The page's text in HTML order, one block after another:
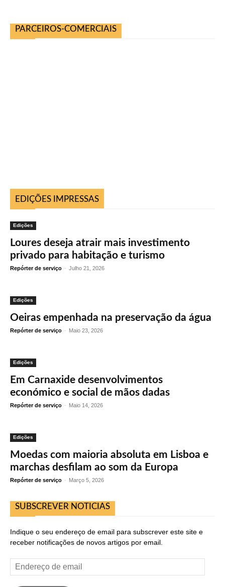
PARCEIROS-COMERCIAIS
EDIÇÕES IMPRESSAS
Edições
Loures deseja atrair mais investimento
privado para habitação e turismo
Repórter de serviço - Julho 21, 2026
Edições
Oeiras empenhada na preservação da água
Repórter de serviço - Maio 23, 2026
Edições
Em Carnaxide desenvolvimentos
económico e social de mãos dadas
Repórter de serviço - Maio 14, 2026
Edições
Moedas com maioria absoluta em Lisboa e
marchas desfilam ao som da Europa
Repórter de serviço - Março 5, 2026
SUBSCREVER NOTICIAS
Indique o seu endereço de email para subscrever este site e
receber notificações de novos artigos por email.
Endereço
de
email